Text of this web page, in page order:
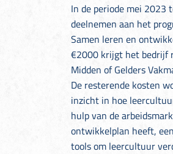
In de periode mei
deelnemen aan het
Samen leren en
€2000 krijgt het bedrijf
Midden of Gelders
De resterende kosten
inzicht in hoe
hulp van de
ontwikkelplan heeft,
tools om leercultuur